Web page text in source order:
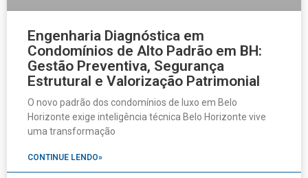
Engenharia Diagnóstica em
Condomínios de Alto Padrão em BH:
Gestão Preventiva, Segurança
Estrutural e Valorização Patrimonial
O novo padrão dos condomínios de luxo em Belo
Horizonte exige inteligência técnica Belo Horizonte vive
uma transformação
CONTINUE LENDO»